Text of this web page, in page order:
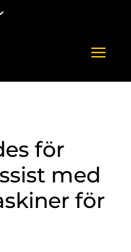
för
med
för